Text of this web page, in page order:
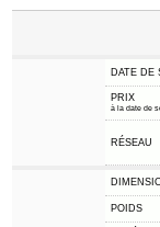
DATE DE
PRIX
à la date de
RÉSEAU
POIDS